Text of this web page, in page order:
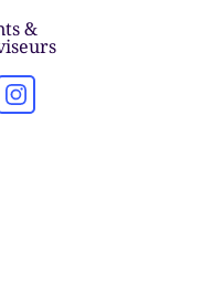
&
Instagram